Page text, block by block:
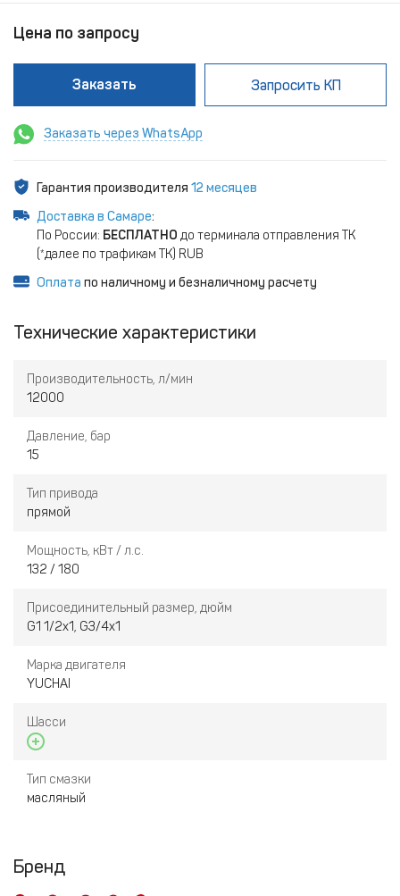
Цена по запросу
Заказать Запросить КП
Заказать через WhatsApp
Гарантия производителя 12 месяцев
Доставка в Самаре:
По России: БЕСПЛАТНО до терминала отправления ТК
(*далее по трафикам ТК) RUB
Оплата по наличному и безналичному расчету
Технические характеристики
Производительность, л/мин
12000
Давление, бар
15
Тип привода
прямой
Мощность, кВт / л.с.
132 / 180
Присоединительный размер, дюйм
G1 1/2x1, G3/4x1
Марка двигателя
YUCHAI
Шасси
Тип смазки
масляный
Бренд